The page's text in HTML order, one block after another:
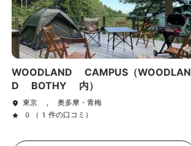
WOODLAND CAMPUS（WOODLAN
D BOTHY 内）
東京 , 奥多摩・青梅
0（1件の口コミ）